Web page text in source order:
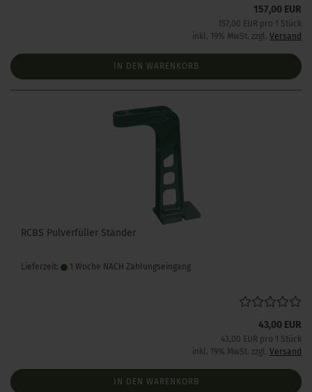
157,00 EUR
157,00 EUR pro 1 Stück
inkl. 19% MwSt. zzgl. Versand
IN DEN WARENKORB
RCBS Pulverfüller Ständer
Lieferzeit: 1 Woche NACH Zahlungseingang
43,00 EUR
43,00 EUR pro 1 Stück
inkl. 19% MwSt. zzgl. Versand
IN DEN WARENKORB